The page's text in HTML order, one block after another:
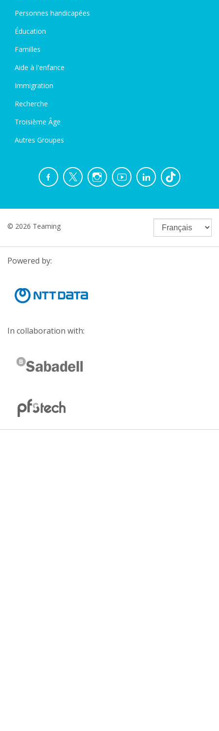
Personnes handicapées
Éducation
Familles
Aide à l'enfance
Immigration
Recherche
Troisième Âge
Autres Groupes
© 2026 Teaming
Powered by:
In collaboration with: